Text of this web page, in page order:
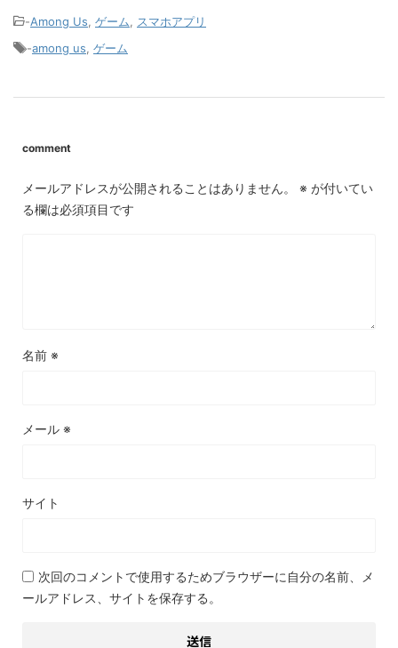
-Among Us ゲーム
スマホアプリ
-among us ゲーム
comment
メールアドレスが公開されることはありません。 ※ が付いてい
る欄は必須項目です
名前 ※
メール ※
サイト
次回のコメントで使用するためブラウザーに自分の名前、メ
ールアドレス、サイトを保存する。